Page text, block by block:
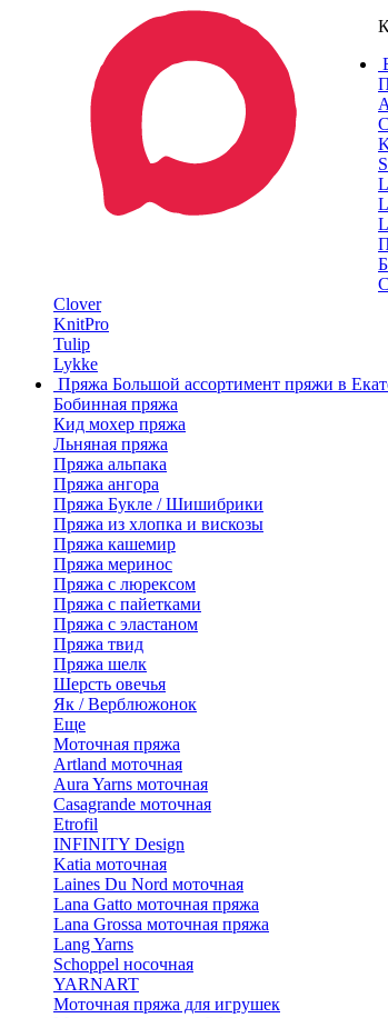
Clover
KnitPro
Tulip
Lykke
Пряжа Большой ассортимент пряжи в
Бобинная пряжа
Кид мохер пряжа
Льняная пряжа
Пряжа альпака
Пряжа ангора
Пряжа Букле / Шишибрики
Пряжа из хлопка и вискозы
Пряжа кашемир
Пряжа меринос
Пряжа с люрексом
Пряжа с пайетками
Пряжа с эластаном
Пряжа твид
Пряжа шелк
Шерсть овечья
Як / Верблюжонок
Еще
Моточная пряжа
Artland моточная
Aura Yarns моточная
Casagrande моточная
Etrofil
INFINITY Design
Katia моточная
Laines Du Nord моточная
Lana Gatto моточная пряжа
Lana Grossa моточная пряжа
Lang Yarns
Schoppel носочная
YARNART
Моточная пряжа для игрушек